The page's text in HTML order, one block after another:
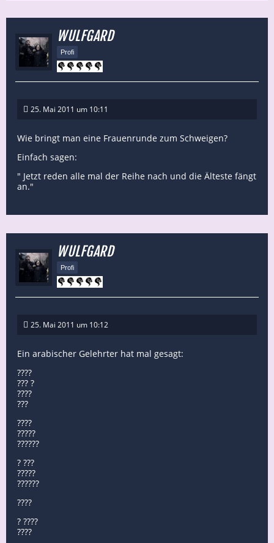
WULFGARD
Profi
25. Mai 2011 um 10:11
Wie bringt man eine Frauenrunde zum Schweigen?
Einfach sagen:
" Jetzt reden alle mal der Reihe nach und die Älteste fängt
an."
WULFGARD
Profi
25. Mai 2011 um 10:12
Ein arabischer Gelehrter hat mal gesagt:
????
??? ?
????
???
????
?????
??????
? ???
?????
??????
????
? ????
????